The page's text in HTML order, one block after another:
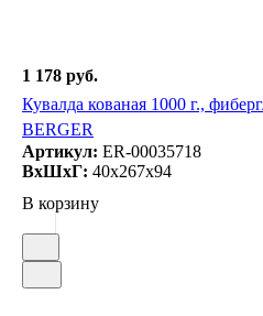
1 178 руб.
Кувалда кованая 1000 г.,
BERGER
Артикул: ER-00035718
ВxШxГ: 40x267x94
В корзину